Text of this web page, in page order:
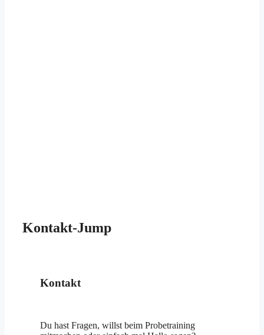
Kontakt-Jump
Kontakt
Du hast Fragen, willst beim Probetraining